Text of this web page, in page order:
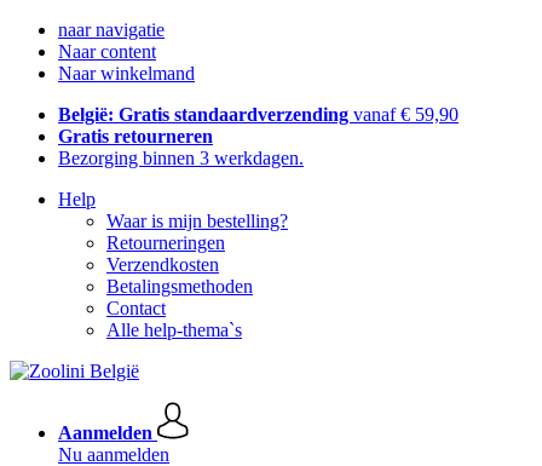
naar navigatie
Naar content
Naar winkelmand
België: Gratis standaardverzending vanaf € 59,90
Gratis retourneren
Bezorging binnen 3 werkdagen.
Help
Waar is mijn bestelling?
Retourneringen
Verzendkosten
Betalingsmethoden
Contact
Alle help-thema`s
Aanmelden
Nu aanmelden